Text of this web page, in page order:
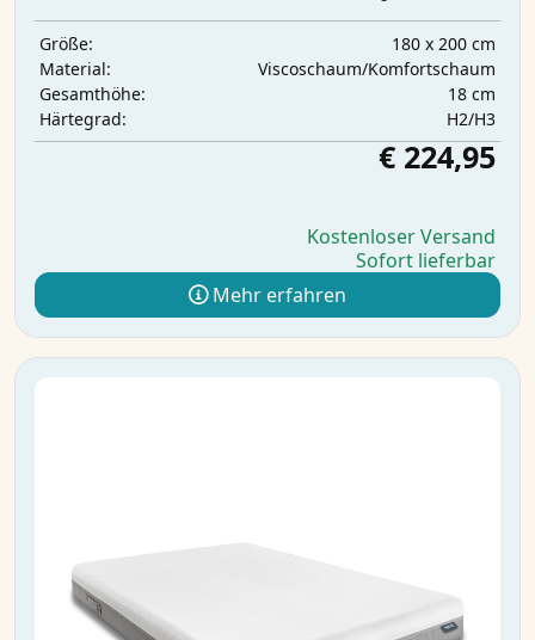
Größe:
180 x 200 cm
Material:
Viscoschaum/Komfortschaum
Gesamthöhe:
18 cm
Härtegrad:
H2/H3
€ 224,95
Kostenloser Versand
Sofort lieferbar
Mehr erfahren